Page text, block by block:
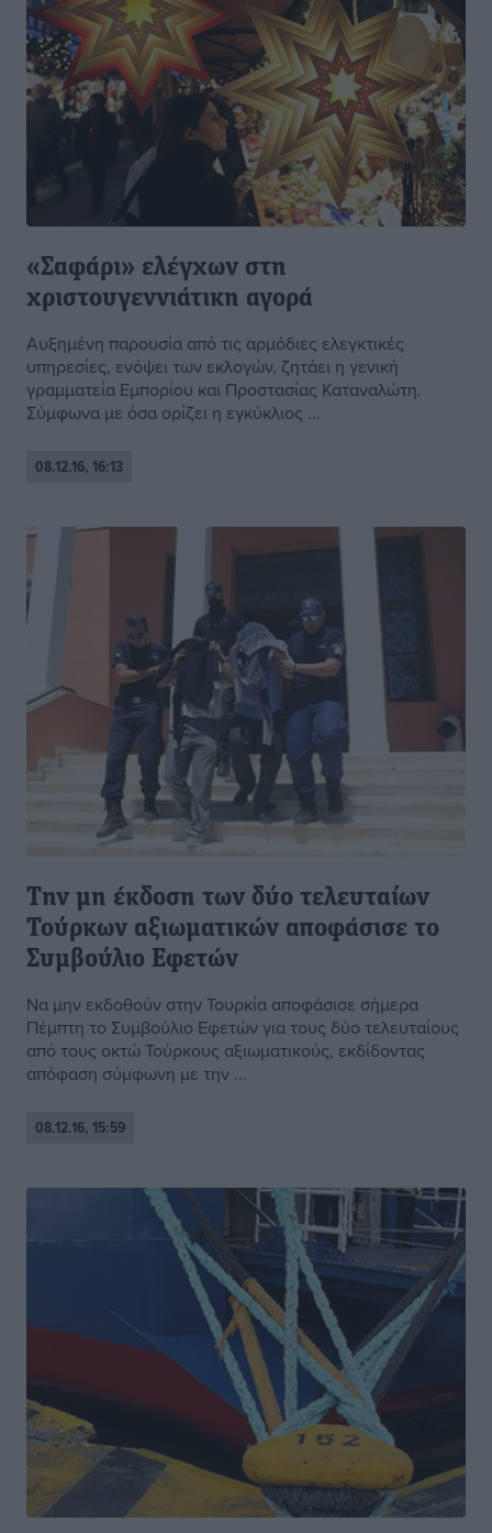
«Σαφάρι» ελέγχων στη
χριστουγεννιάτικη αγορά
Αυξημένη παρουσία από τις αρμόδιες ελεγκτικές
υπηρεσίες, ενόψει των εκλογών, ζητάει η γενική
γραμματεία Εμπορίου και Προστασίας Καταναλώτη.
Σύμφωνα με όσα ορίζει η εγκύκλιος ...
08.12.16, 16:13
Την μη έκδοση των δύο τελευταίων
Τούρκων αξιωματικών αποφάσισε το
Συμβούλιο Εφετών
Να μην εκδοθούν στην Τουρκία αποφάσισε σήμερα
Πέμπτη το Συμβούλιο Εφετών για τους δύο τελευταίους
από τους οκτώ Τούρκους αξιωματικούς, εκδίδοντας
απόφαση σύμφωνη με την ...
08.12.16, 15:59